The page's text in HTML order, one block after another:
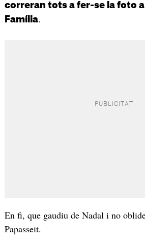
correran tots a fer-se la foto a
Família.
En fi, que gaudiu de Nadal i no
Papasseit.